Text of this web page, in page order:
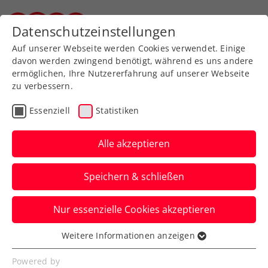
Zurück zur Newsübersicht
Turniere
Road to Erste Bank Open:
Qualifikationsturniere
anmelden
Nach erfolgreicher Premiere 2024 kehrt
das „Champions of Vienna“-Minicourt-
Turnier zurück – aber noch größer!
Datenschutzeinstellungen
Auf unserer Webseite werden Cookies verwendet. Einige
davon werden zwingend benötigt, während es uns andere
ermöglichen, Ihre Nutzererfahrung auf unserer Webseite
zu verbessern.
Essenziell Statistiken
Alle akzeptieren
Speichern & schließen
Nur essenzielle Cookies akzeptieren
Essenziell
Essenzielle Cookies werden für grundlegende
Weitere Informationen anzeigen
Powered by